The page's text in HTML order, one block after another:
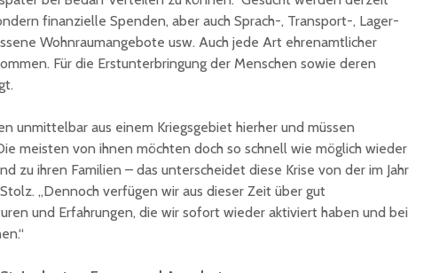
finanzielle Spenden, aber auch Sprach-, Transport-, Lager-
Wohnraumangebote usw. Auch jede Art ehrenamtlicher
Für die Erstunterbringung der Menschen sowie deren
unmittelbar aus einem Kriegsgebiet hierher und müssen
meisten von ihnen möchten doch so schnell wie möglich wieder
zu ihren Familien – das unterscheidet diese Krise von der im Jahr
„Dennoch verfügen wir aus dieser Zeit über gut
und Erfahrungen, die wir sofort wieder aktiviert haben und bei